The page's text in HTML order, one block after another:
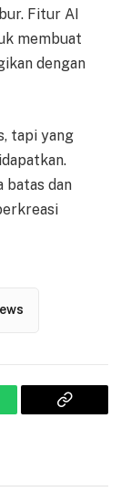
Fitur AI
membuat
dengan
tapi yang
batas dan
Copy